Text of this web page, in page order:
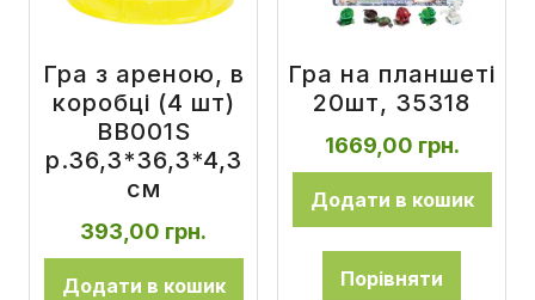
Гра з ареною, в
коробці (4 шт)
BB001S
р.36,3*36,3*4,3
см
393,00 грн.
Додати в кошик
Гра на планшеті
20шт, 35318
1669,00 грн.
Додати в кошик
Порівняти